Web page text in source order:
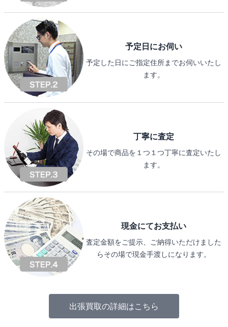
予定日にお伺い
予定した日にご指定住所までお伺いいたし
ます。
丁寧に査定
その場で商品を１つ１つ丁寧に査定いたし
ます。
現金にてお支払い
査定金額をご提示、ご納得いただけました
らその場で現金手渡しになります。
出張買取の詳細はこちら